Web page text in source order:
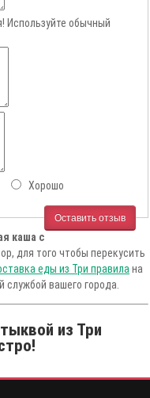
Используйте обычный
Хорошо
Оставить отзыв
каша с
для того чтобы перекусить
еды из Три правила на
вашего города.
из Три